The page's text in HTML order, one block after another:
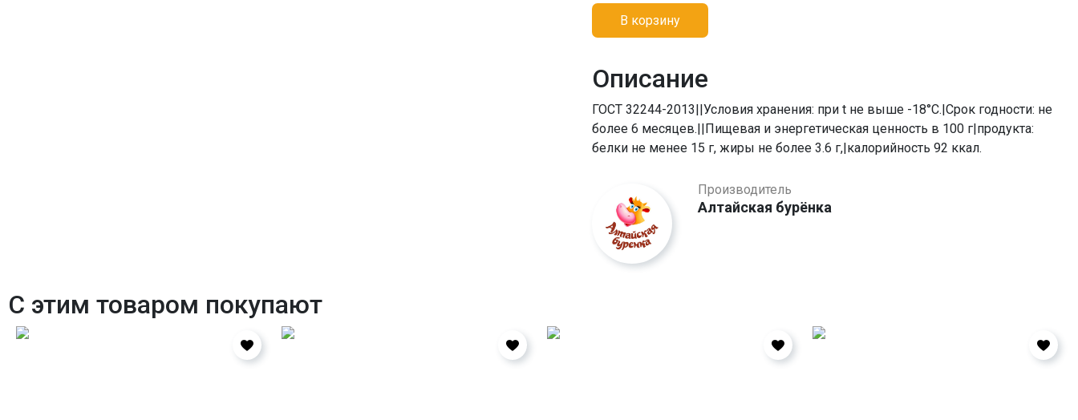
В корзину
Описание
ГОСТ 32244-2013||Условия хранения: при t не выше -18°С.|Cрок годности: не
более 6 месяцев.||Пищевая и энергетическая ценность в 100 г|продукта:
белки не менее 15 г, жиры не более 3.6 г,|калорийность 92 ккал.
Производитель
Алтайская бурёнка
С этим товаром покупают